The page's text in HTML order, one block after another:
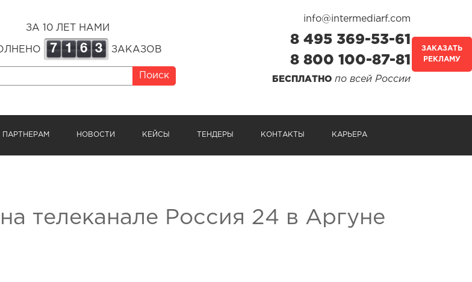
ЗА 10 ЛЕТ НАМИ
7 1 6 3 ЗАКАЗОВ
Поиск
info@intermediarf.com
8 495 369-53-61
8 800 100-87-81
БЕСПЛАТНО по всей России
ПАРТНЕРАМ НОВОСТИ КЕЙСЫ ТЕНДЕРЫ КОНТАКТЫ КАРЬЕРА
ЗАКАЗАТЬ
РЕКЛАМУ
телеканале Россия 24 в Аргуне